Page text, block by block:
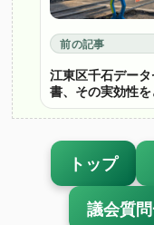
前の記事
江東区千石デー
書、その実効性
トップ
議会質